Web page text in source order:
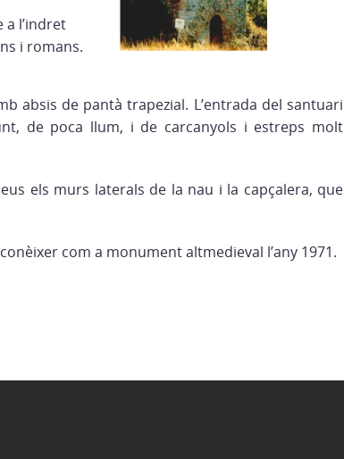
l’indret
i romans.
absis de pantà trapezial. L’entrada del santuari
de poca llum, i de carcanyols i estreps molt
els murs laterals de la nau i la capçalera, que
com a monument altmedieval l’any 1971.